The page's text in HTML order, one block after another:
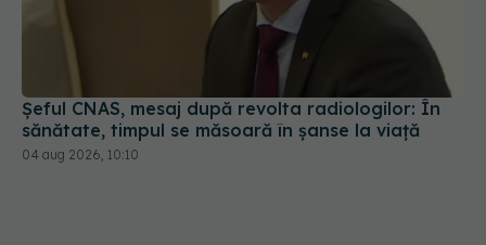
Șeful CNAS, mesaj după revolta radiologilor: În
sănătate, timpul se măsoară în șanse la viață
04 aug 2026, 10:10